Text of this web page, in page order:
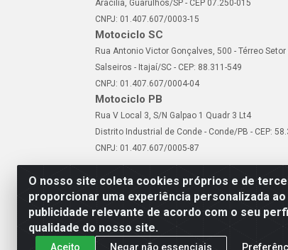
O nosso site coleta cookies próprios e de
proporcionar uma experiência personalizada
publicidade relevante de acordo com o seu
qualidade do nosso site.
Aceito Negar não essenciais
Aracília, Guarulhos/SP - CEP 07.250-015
CNPJ: 01.407.607/0003-15
Motociclo SC
Rua Antonio Victor Gonçalves, 500 - Térreo Setor
Salseiros - Itajaí/SC - CEP: 88.311-549
CNPJ: 01.407.607/0004-04
Motociclo PB
Rua V Local 3, S/N Galpao 1 Quadr 3 Lt4
Distrito Industrial de Conde - Conde/PB - CEP:
CNPJ: 01.407.607/0005-87
Motociclo - Rua